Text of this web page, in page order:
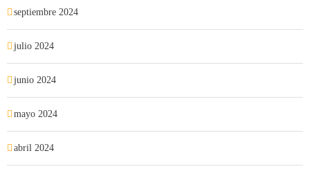
septiembre 2024
julio 2024
junio 2024
mayo 2024
abril 2024